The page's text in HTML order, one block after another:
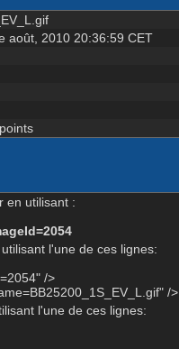
août, 2010 20:36:59 CET
en utilisant :
l'une de ces lignes:
/>
/>
l'une de ces lignes: